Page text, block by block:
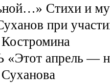
Стихи и
при
апрель —